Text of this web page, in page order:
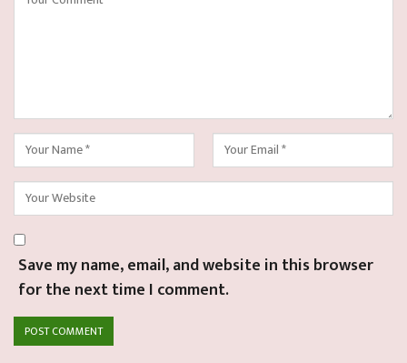
Save my name, email, and website in this browser
for the next time I comment.